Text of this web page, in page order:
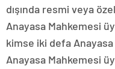
dışında resmi veya
Anayasa Mahkemesi
kimse iki defa
Anayasa Mahkemesi